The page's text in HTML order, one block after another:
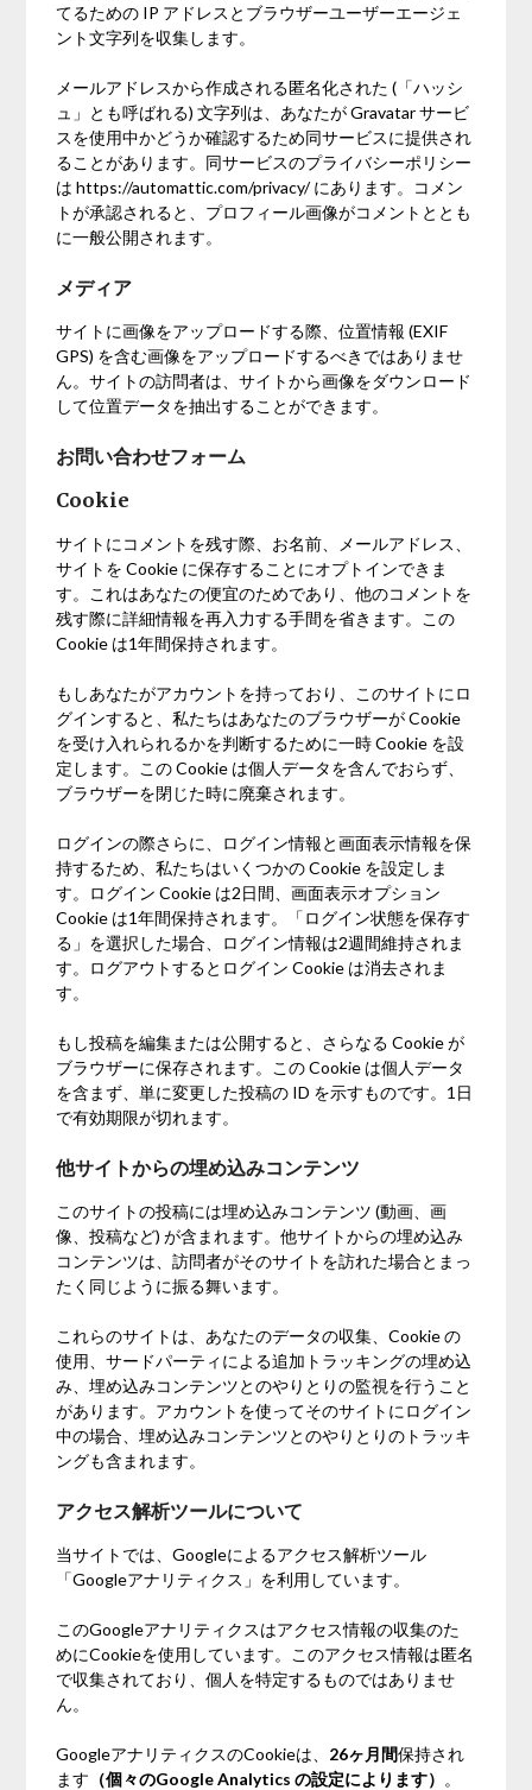
てるための IP アドレスとブラウザーユーザーエージェ
ント文字列を収集します。
メールアドレスから作成される匿名化された (「ハッシ
ュ」とも呼ばれる) 文字列は、あなたが Gravatar サービ
スを使用中かどうか確認するため同サービスに提供され
ることがあります。同サービスのプライバシーポリシー
は https://automattic.com/privacy/ にあります。コメン
トが承認されると、プロフィール画像がコメントととも
に一般公開されます。
メディア
サイトに画像をアップロードする際、位置情報 (EXIF
GPS) を含む画像をアップロードするべきではありませ
ん。サイトの訪問者は、サイトから画像をダウンロード
して位置データを抽出することができます。
お問い合わせフォーム
Cookie
サイトにコメントを残す際、お名前、メールアドレス、
サイトを Cookie に保存することにオプトインできま
す。これはあなたの便宜のためであり、他のコメントを
残す際に詳細情報を再入力する手間を省きます。この
Cookie は1年間保持されます。
もしあなたがアカウントを持っており、このサイトにロ
グインすると、私たちはあなたのブラウザーが Cookie
を受け入れられるかを判断するために一時 Cookie を設
定します。この Cookie は個人データを含んでおらず、
ブラウザーを閉じた時に廃棄されます。
ログインの際さらに、ログイン情報と画面表示情報を保
持するため、私たちはいくつかの Cookie を設定しま
す。ログイン Cookie は2日間、画面表示オプション
Cookie は1年間保持されます。「ログイン状態を保存す
る」を選択した場合、ログイン情報は2週間維持されま
す。ログアウトするとログイン Cookie は消去されま
す。
もし投稿を編集または公開すると、さらなる Cookie が
ブラウザーに保存されます。この Cookie は個人データ
を含まず、単に変更した投稿の ID を示すものです。1日
で有効期限が切れます。
他サイトからの埋め込みコンテンツ
このサイトの投稿には埋め込みコンテンツ (動画、画
像、投稿など) が含まれます。他サイトからの埋め込み
コンテンツは、訪問者がそのサイトを訪れた場合とまっ
たく同じように振る舞います。
これらのサイトは、あなたのデータの収集、Cookie の
使用、サードパーティによる追加トラッキングの埋め込
み、埋め込みコンテンツとのやりとりの監視を行うこと
があります。アカウントを使ってそのサイトにログイン
中の場合、埋め込みコンテンツとのやりとりのトラッキ
ングも含まれます。
アクセス解析ツールについて
当サイトでは、Googleによるアクセス解析ツール
「Googleアナリティクス」を利用しています。
このGoogleアナリティクスはアクセス情報の収集のた
めにCookieを使用しています。このアクセス情報は匿名
で収集されており、個人を特定するものではありませ
ん。
GoogleアナリティクスのCookieは、 26ヶ月間保持され
ます （個々のGoogle Analytics の設定によります） 。